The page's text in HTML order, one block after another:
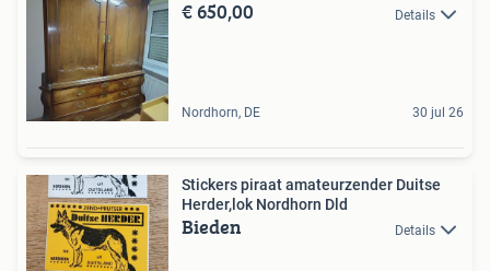
€ 650,00 Details
Nordhorn, DE 30 jul 26
Stickers piraat amateurzender Duitse
Herder,lok Nordhorn Dld
Bieden Details